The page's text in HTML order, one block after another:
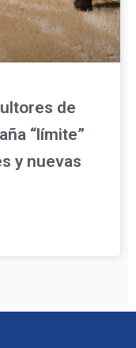
de
“límite”
y nuevas